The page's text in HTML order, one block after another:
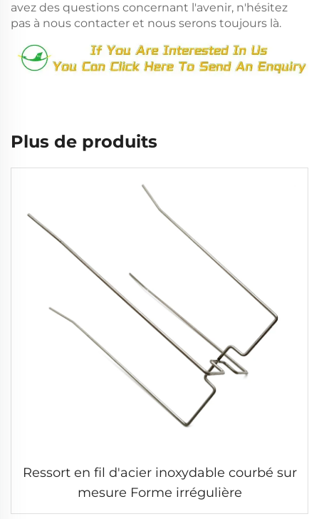
avez des questions concernant l'avenir, n'hésitez
pas à nous contacter et nous serons toujours là.
Plus de produits
Ressort en fil d'acier inoxydable courbé sur
mesure Forme irrégulière